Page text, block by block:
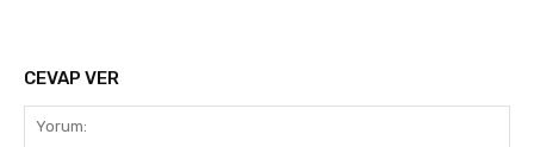
CEVAP VER